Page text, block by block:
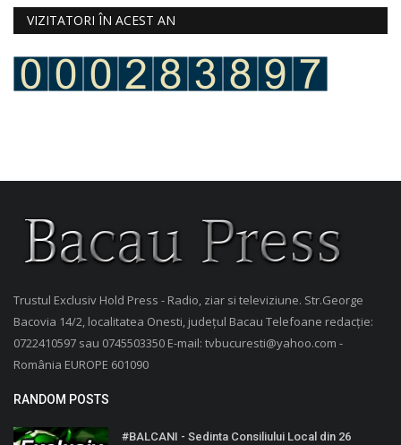
VIZITATORI ÎN ACEST AN
Trustul Exclusiv Hold Press - Radio, ziar si televiziune. Str.George
Bacovia 14/2, localitatea Onesti, județul Bacau Telefoane redacție:
0722410597 sau 0745503350 E-mail: tvbucuresti@yahoo.com -
România EUROPE 601090
RANDOM POSTS
#BALCANI - Sedinta Consiliului Local din 26